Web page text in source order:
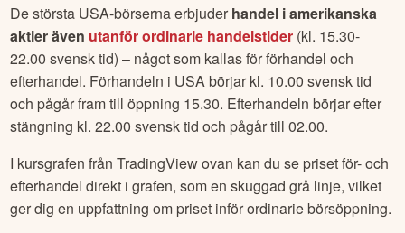
De största USA-börserna erbjuder handel i amerikanska
aktier även utanför ordinarie handelstider (kl. 15.30-
22.00 svensk tid) – något som kallas för förhandel och
efterhandel. Förhandeln i USA börjar kl. 10.00 svensk tid
och pågår fram till öppning 15.30. Efterhandeln börjar efter
stängning kl. 22.00 svensk tid och pågår till 02.00.
I kursgrafen från TradingView ovan kan du se priset för- och
efterhandel direkt i grafen, som en skuggad grå linje, vilket
ger dig en uppfattning om priset inför ordinarie börsöppning.